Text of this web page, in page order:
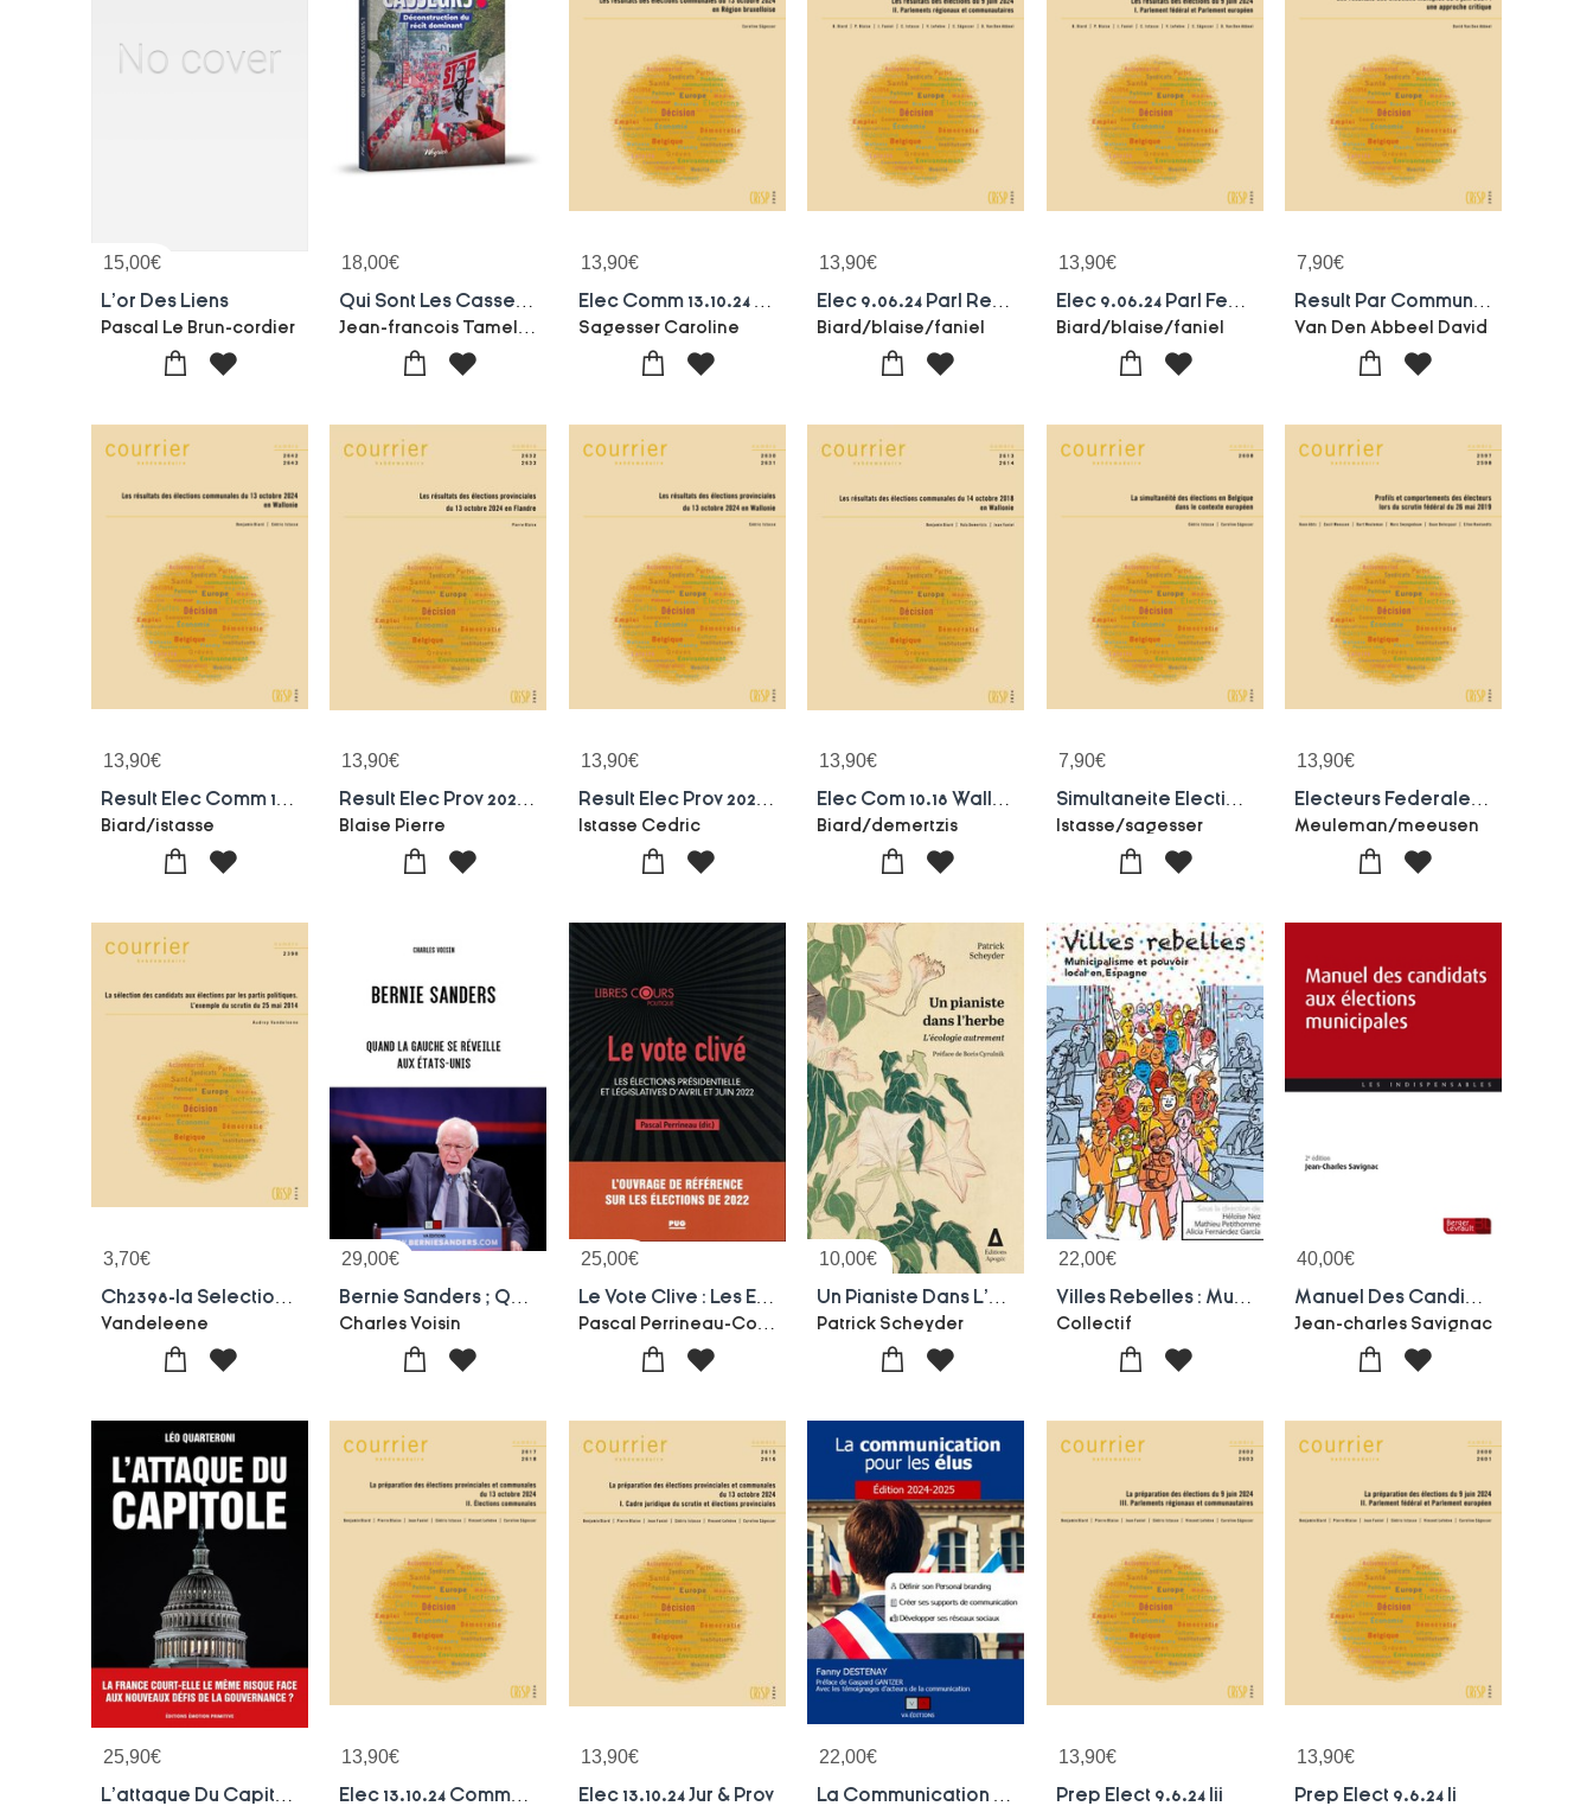
15,00€
L'or Des Liens
Pascal Le Brun-cordier
18,00€ 13,90€
Sagesser Caroline
13,90€
Biard/blaise/faniel
13,90€
Biard/blaise/faniel
7,90€
Van Den Abbeel David
13,90€
Biard/istasse
13,90€
Blaise Pierre
13,90€
Istasse Cedric
13,90€
Biard/demertzis
7,90€
Istasse/sagesser
13,90€
Meuleman/meeusen
3,70€
Vandeleene
29,00€
Charles Voisin
25,00€
Le Vote Clive : Les Elections Presidentielle Et Legislatives D'avril Et Juin 2022
10,00€
Patrick Scheyder
22,00€
Collectif
40,00€
Jean-charles Savignac
25,90€ 13,90€ 13,90€
Elec 13.10.24 Jur & Prov
22,00€ 13,90€
Prep Elect 9.6.24 Iii
13,90€
Prep Elect 9.6.24 Ii